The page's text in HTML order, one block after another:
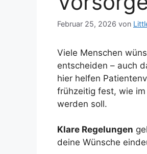
Februar 25, 2026 von
Viele Menschen
entscheiden – auch
hier helfen
frühzeitig fest, wie
werden soll.
Klare Regelungen
deine Wünsche